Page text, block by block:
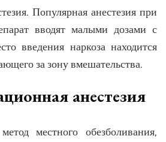
Популярная анестезия при
вводят малыми дозами с
введения наркоза находится
за зону вмешательства.
анестезия
местного обезболивания,